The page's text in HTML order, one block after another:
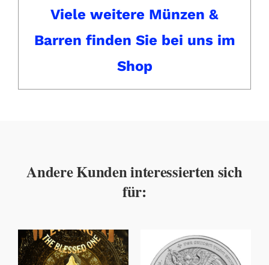
Viele weitere Münzen &
Barren finden Sie bei uns im
Shop
Andere Kunden interessierten sich
für: